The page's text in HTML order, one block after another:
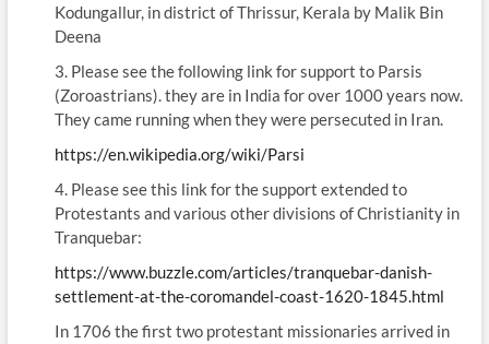
Kodungallur, in district of Thrissur, Kerala by Malik Bin
Deena
3. Please see the following link for support to Parsis
(Zoroastrians). they are in India for over 1000 years now.
They came running when they were persecuted in Iran.
https://en.wikipedia.org/wiki/Parsi
4. Please see this link for the support extended to
Protestants and various other divisions of Christianity in
Tranquebar:
https://www.buzzle.com/articles/tranquebar-danish-
settlement-at-the-coromandel-coast-1620-1845.html
In 1706 the first two protestant missionaries arrived in